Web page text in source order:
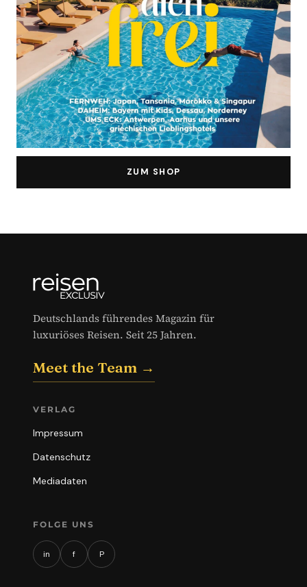
ZUM SHOP
Deutschlands führendes Magazin für
luxuriöses Reisen. Seit 25 Jahren.
Meet the Team →
VERLAG
Impressum
Datenschutz
Mediadaten
FOLGE UNS
in f P